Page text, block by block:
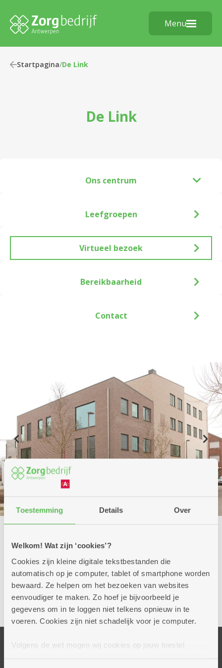
Toestemming Details Over
Welkom! Wat zijn ‘cookies’?
Cookies zijn kleine digitale tekstbestanden die
automatisch op je computer, tablet of smartphone worden
bewaard. Ze helpen om het bezoeken van websites
eenvoudiger te maken. Zo hoef je bijvoorbeeld je
gegevens om in te loggen niet telkens opnieuw in te
voeren. Cookies zijn niet schadelijk voor je computer.
Volgens de wet mogen wij cookies op jouw toestel
Menu
Startpagina/De Link
De Link
Ons centrum
Leefgroepen
Virtueel bezoek
Previous Next
Bereikbaarheid
Contact
Onze centra